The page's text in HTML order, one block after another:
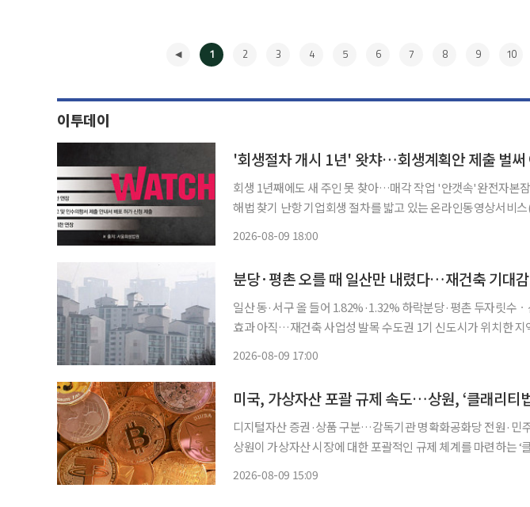
1 2 3 4 5 6 7 8 9 10
이투데이
'회생절차 개시 1년' 왓챠…회생계획안 제출 벌써
회생 1년째에도 새 주인 못 찾아…매각 작업 '안갯속'완전자본
해법 찾기 난항 기업회생 절차를 밟고 있는 온라인동영상서비스(OTT) 왓챠가 회생계획안 제
2026-08-09 18:00
분당·평촌 오를 때 일산만 내렸다…재건축 기대감
일산 동·서구 올 들어 1.82%·1.32% 하락분당·평촌 두자릿수
효과 아직…재건축 사업성 발목 수도권 1기 신도시가 위치한 지역의 아파트값이 올해 대체로
2026-08-09 17:00
미국, 가상자산 포괄 규제 속도…상원, ‘클래리티
디지털자산 증권·상품 구분…감독기관 명확화공화당 전원·민
상원이 가상자산 시장에 대한 포괄적인 규제 체계를 마련하는
2026-08-09 15:09